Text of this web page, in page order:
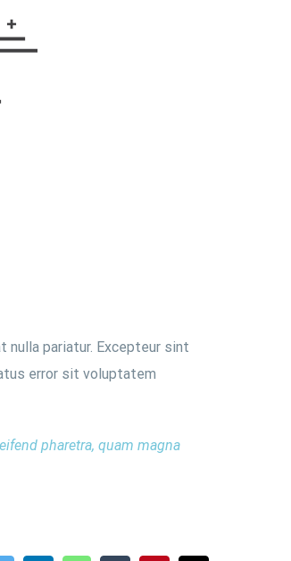
nulla pariatur. Excepteur sint
error sit voluptatem
pharetra, quam magna